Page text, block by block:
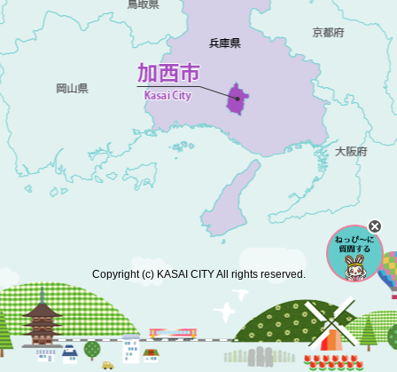
Copyright (c) KASAI CITY All rights reserved.